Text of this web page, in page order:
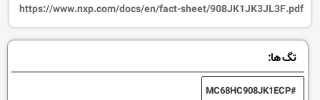
https://www.nxp.com/docs/en/fact-sheet/908JK1JK3JL3F.pdf
تگ ها:
MC68HC908JK1ECP